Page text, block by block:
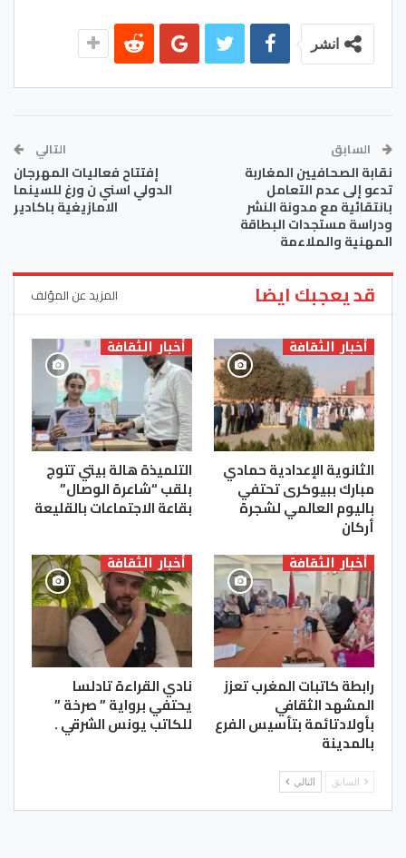
انشر
السابق
نقابة الصحافيين المغاربة
تدعو إلى عدم التعامل
بانتقائية مع مدونة النشر
ودراسة مستجدات البطاقة
المهنية والملاءمة
التالي
إفتتاح فعاليات المهرجان
الدولي اسني ن ورغ للسينما
الامازيغية باكادير
قد يعجبك ايضا المزيد عن المؤلف
أخبار الثقافة
الثانوية الإعدادية حمادي
مبارك ببيوكرى تحتفي
باليوم العالمي لشجرة
أركان
أخبار الثقافة
التلميذة هالة بيتي تتوج
بلقب “شاعرة الوصال”
بقاعة الاجتماعات بالقليعة
أخبار الثقافة
رابطة كاتبات المغرب تعزز
المشهد الثقافي
بأولادتائمة بتأسيس الفرع
بالمدينة
أخبار الثقافة
نادي القراءة تادلسا
يحتفي برواية ” صرخة ”
للكاتب يونس الشرقي .
السابق التالي